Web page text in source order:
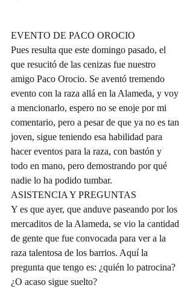
EVENTO DE PACO OROCIO
Pues resulta que este domingo pasado, el
que resucitó de las cenizas fue nuestro
amigo Paco Orocio. Se aventó tremendo
evento con la raza allá en la Alameda, y voy
a mencionarlo, espero no se enoje por mi
comentario, pero a pesar de que ya no es tan
joven, sigue teniendo esa habilidad para
hacer eventos para la raza, con bastón y
todo en mano, pero demostrando por qué
nadie lo ha podido tumbar.
ASISTENCIA Y PREGUNTAS
Y es que ayer, que anduve paseando por los
mercaditos de la Alameda, se vio la cantidad
de gente que fue convocada para ver a la
raza talentosa de los barrios. Aquí la
pregunta que tengo es: ¿quién lo patrocina?
¿O acaso sigue suelto?